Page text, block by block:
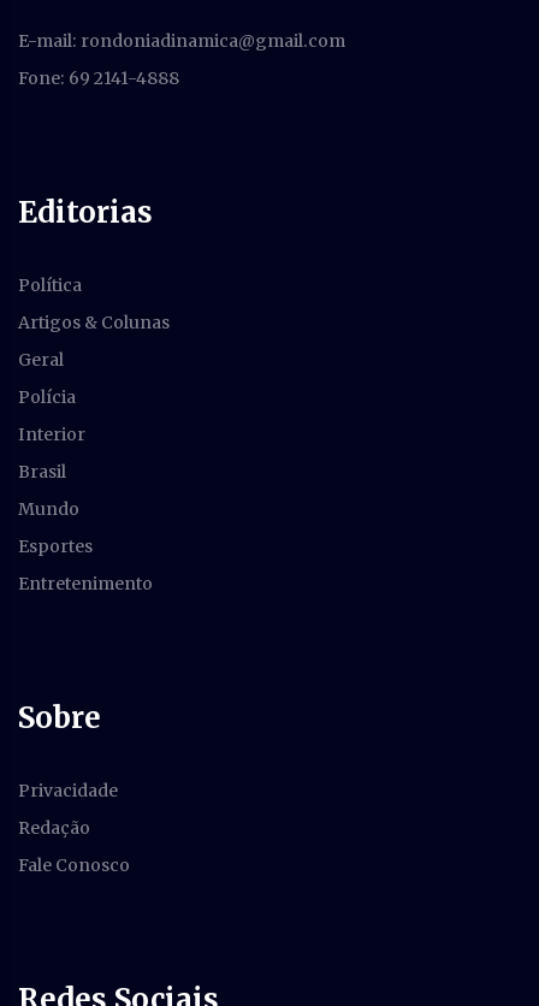
E-mail: rondoniadinamica@gmail.com
Fone: 69 2141-4888
Editorias
Política
Artigos & Colunas
Geral
Polícia
Interior
Brasil
Mundo
Esportes
Entretenimento
Sobre
Privacidade
Redação
Fale Conosco